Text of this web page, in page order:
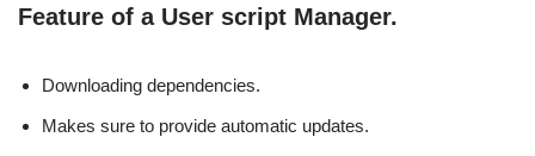
Feature of a User script Manager.
Downloading dependencies.
Makes sure to provide automatic updates.